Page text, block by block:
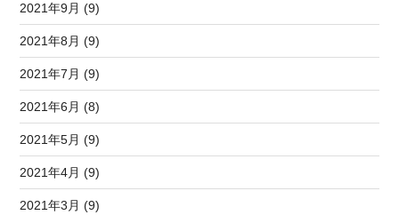
2021年9月 (9)
2021年8月 (9)
2021年7月 (9)
2021年6月 (8)
2021年5月 (9)
2021年4月 (9)
2021年3月 (9)